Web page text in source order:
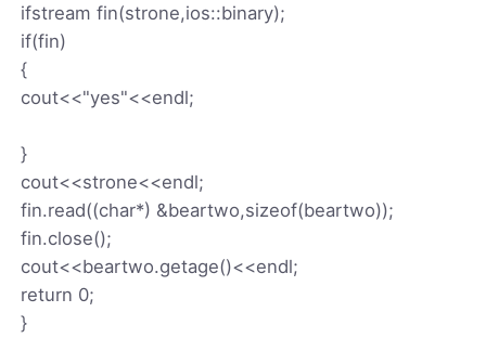
ifstream fin(strone,ios::binary);
if(fin)
{
cout<<"yes"<<endl;
}
cout<<strone<<endl;
fin.read((char*) &beartwo,sizeof(beartwo));
fin.close();
cout<<beartwo.getage()<<endl;
return 0;
}